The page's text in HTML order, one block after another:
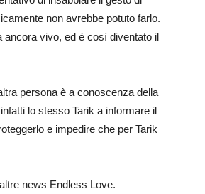
non avrebbe potuto farlo.
ancora vivo, ed è così diventato il
persona è a conoscenza della
lo stesso Tarik a informare il
e impedire che per Tarik
news Endless Love.